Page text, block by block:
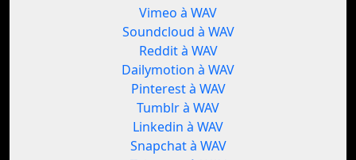
Vimeo à WAV
Soundcloud à WAV
Reddit à WAV
Dailymotion à WAV
Pinterest à WAV
Tumblr à WAV
Linkedin à WAV
Snapchat à WAV